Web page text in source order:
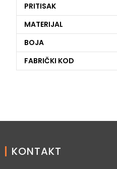
PRITISAK
MATERIJAL
BOJA
FABRIČKI KOD
KONTAKT